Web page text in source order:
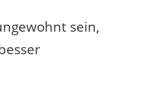
sein,